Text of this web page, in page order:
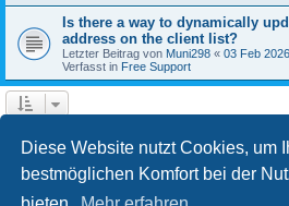
Diese Website nutzt Cookies, um
bestmöglichen Komfort bei der
Is there a way to dynamically
address on the client list?
Letzter Beitrag von Muni298 « 03 Feb
Verfasst in Free Support